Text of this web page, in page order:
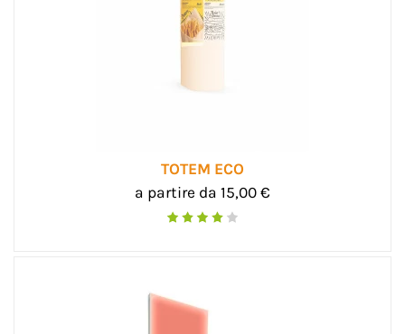
TOTEM ECO
a partire da 15,00 €